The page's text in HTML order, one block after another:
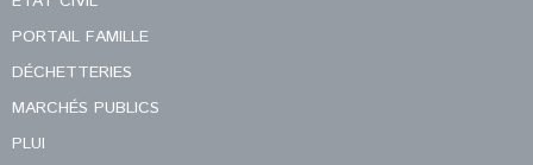
PORTAIL FAMILLE
DÉCHETTERIES
MARCHÉS PUBLICS
PLUI